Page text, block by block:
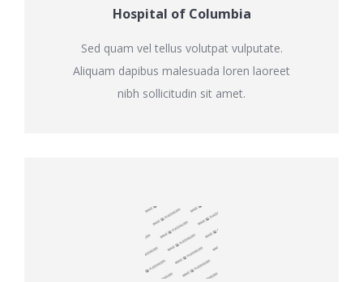
Hospital of Columbia
Sed quam vel tellus volutpat vulputate.
Aliquam dapibus malesuada loren laoreet
nibh sollicitudin sit amet.